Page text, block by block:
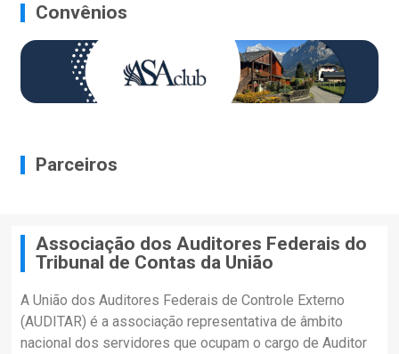
Convênios
Parceiros
Associação dos Auditores Federais do
Tribunal de Contas da União
A União dos Auditores Federais de Controle Externo
(AUDITAR) é a associação representativa de âmbito
nacional dos servidores que ocupam o cargo de Auditor